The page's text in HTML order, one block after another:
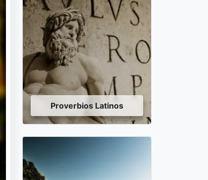
Proverbios Latinos